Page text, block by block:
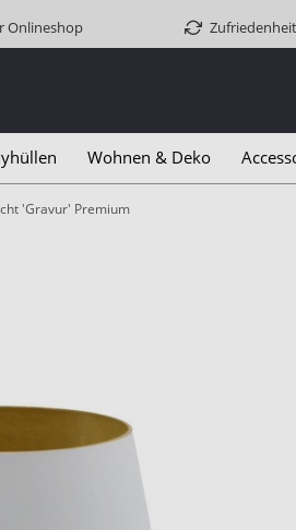
Onlineshop
Wohnen & Deko
'Gravur' Premium